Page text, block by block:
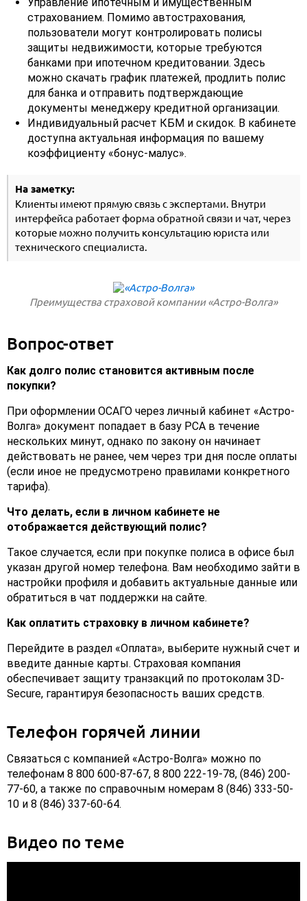
страхованием. Помимо автострахования,
пользователи могут контролировать полисы
защиты недвижимости, которые требуются
банками при ипотечном кредитовании. Здесь
можно скачать график платежей, продлить полис
для банка и отправить подтверждающие
документы менеджеру кредитной организации.
Индивидуальный расчет КБМ и скидок. В кабинете
доступна актуальная информация по вашему
коэффициенту «бонус-малус».
На заметку:
Клиенты имеют прямую связь с экспертами. Внутри
интерфейса работает форма обратной связи и чат, через
которые можно получить консультацию юриста или
технического специалиста.
Преимущества страховой компании «Астро-Волга»
Вопрос-ответ
Как долго полис становится активным после
покупки?
При оформлении ОСАГО через личный кабинет «Астро-
Волга» документ попадает в базу РСА в течение
нескольких минут, однако по закону он начинает
действовать не ранее, чем через три дня после оплаты
(если иное не предусмотрено правилами конкретного
тарифа).
Что делать, если в личном кабинете не
отображается действующий полис?
Такое случается, если при покупке полиса в офисе был
указан другой номер телефона. Вам необходимо зайти в
настройки профиля и добавить актуальные данные или
обратиться в чат поддержки на сайте.
Как оплатить страховку в личном кабинете?
Перейдите в раздел «Оплата», выберите нужный счет и
введите данные карты. Страховая компания
обеспечивает защиту транзакций по протоколам 3D-
Secure, гарантируя безопасность ваших средств.
Телефон горячей линии
Связаться с компанией «Астро-Волга» можно по
телефонам 8 800 600-87-67, 8 800 222-19-78, (846) 200-
77-60, а также по справочным номерам 8 (846) 333-50-
10 и 8 (846) 337-60-64.
Видео по теме